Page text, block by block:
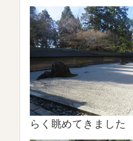
らく眺めてきました